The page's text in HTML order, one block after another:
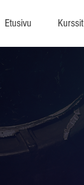
Etusivu Kurssit